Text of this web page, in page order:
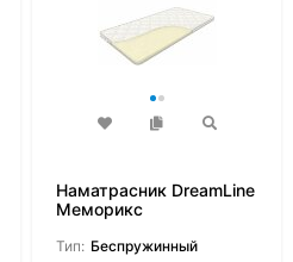
Наматрасник DreamLine
Меморикс
Тип: Беспружинный